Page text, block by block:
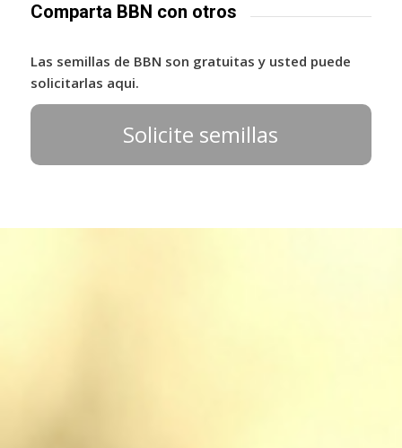
Comparta BBN con otros
Las semillas de BBN son gratuitas y usted puede
solicitarlas aqui.
Solicite semillas